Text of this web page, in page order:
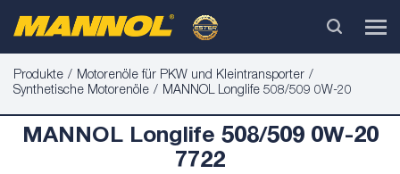
Produkte
Motorenöle für PKW und Kleintransporter
Synthetische Motorenöle
MANNOL Longlife 508/509 0W-20
MANNOL Longlife 508/509 0W-20
7722